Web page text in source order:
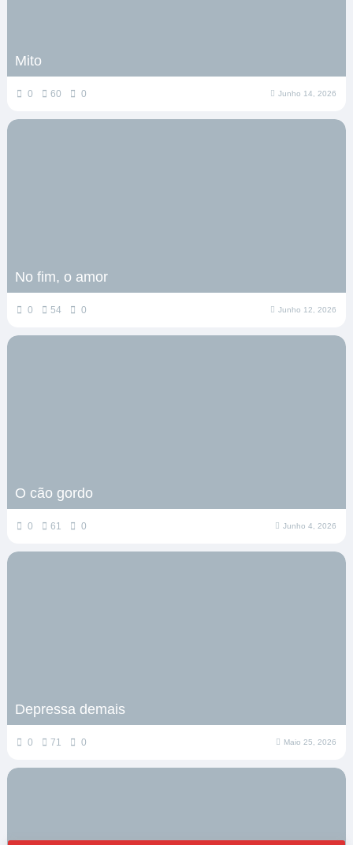
Mito
0 60 0 Junho 14, 2026
No fim, o amor
0 54 0 Junho 12, 2026
O cão gordo
0 61 0 Junho 4, 2026
Depressa demais
0 71 0 Maio 25, 2026